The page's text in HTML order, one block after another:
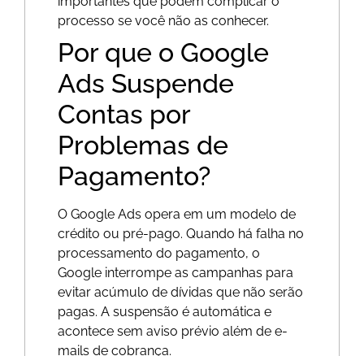
processo se você não as conhecer.
Por que o Google
Ads Suspende
Contas por
Problemas de
Pagamento?
O Google Ads opera em um modelo de
crédito ou pré-pago. Quando há falha no
processamento do pagamento, o
Google interrompe as campanhas para
evitar acúmulo de dívidas que não serão
pagas. A suspensão é automática e
acontece sem aviso prévio além de e-
mails de cobrança.